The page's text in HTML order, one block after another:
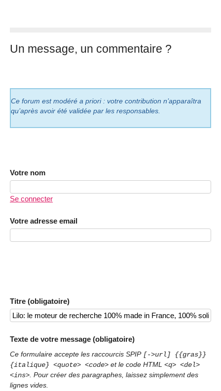
Un message, un commentaire ?
Ce forum est modéré a priori : votre contribution n’apparaîtra
qu’après avoir été validée par les responsables.
Votre nom
Se connecter
Votre adresse email
Titre (obligatoire)
Texte de votre message (obligatoire)
Ce formulaire accepte les raccourcis SPIP [->url] {{gras}}
{italique} <quote> <code> et le code HTML <q> <del>
<ins>. Pour créer des paragraphes, laissez simplement des
lignes vides.